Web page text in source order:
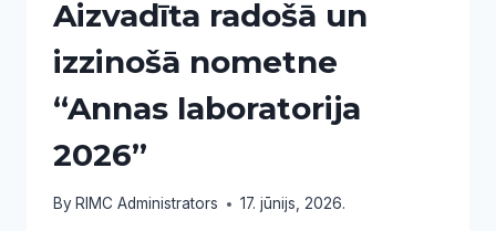
Aizvadīta radošā un
izzinošā nometne
“Annas laboratorija
2026”
By RIMC Administrators 17. jūnijs, 2026.